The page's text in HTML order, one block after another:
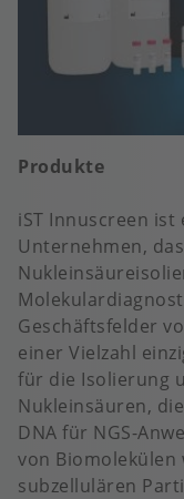
Produkte
iST Innuscreen
Unternehmen,
Geschäftsfelder
einer Vielzahl
für die Isolierung
Nukleinsäuren,
DNA für NGS-
von Biomolekülen
subzellulären